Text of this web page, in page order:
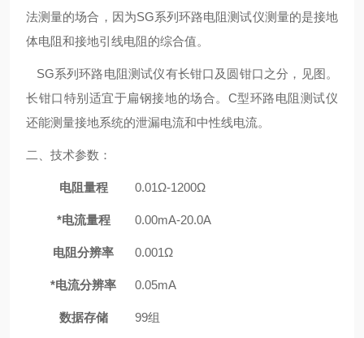
法测量的场合，因为SG系列环路电阻测试仪测量的是接地
体电阻和接地引线电阻的综合值。
SG系列环路电阻测试仪有长钳口及圆钳口之分，见图。
长钳口特别适宜于扁钢接地的场合。C型环路电阻测试仪
还能测量接地系统的泄漏电流和中性线电流。
二、技术参数：
电阻量程 0.01Ω-1200Ω
*电流量程 0.00mA-20.0A
电阻分辨率 0.001Ω
*电流分辨率 0.05mA
数据存储 99组